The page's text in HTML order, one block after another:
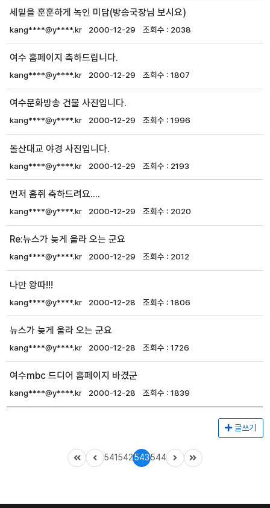
세밑을 훈훈하게 녹인 미담(방송국장님 보시요)
kang****@y****.kr 2000-12-29 2038
여수 홈페이지 축하드립니다.
kang****@y****.kr 2000-12-29 1807
여수문화방송 건물 사진입니다.
kang****@y****.kr 2000-12-29 1996
돌산대교 야경 사진입니다.
kang****@y****.kr 2000-12-29 2193
먼저 홈쥐 축하드려요....
kang****@y****.kr 2000-12-29 2020
Re:뉴스가 늦게 올라 오는 군요
kang****@y****.kr 2000-12-29 2012
나만 왕따!!!
kang****@y****.kr 2000-12-28 1806
뉴스가 늦게 올라 오는 군요
kang****@y****.kr 2000-12-28 1726
여수mbc 드디어 홈페이지 바겼군
kang****@y****.kr 2000-12-28 1839
글쓰기
541542543544